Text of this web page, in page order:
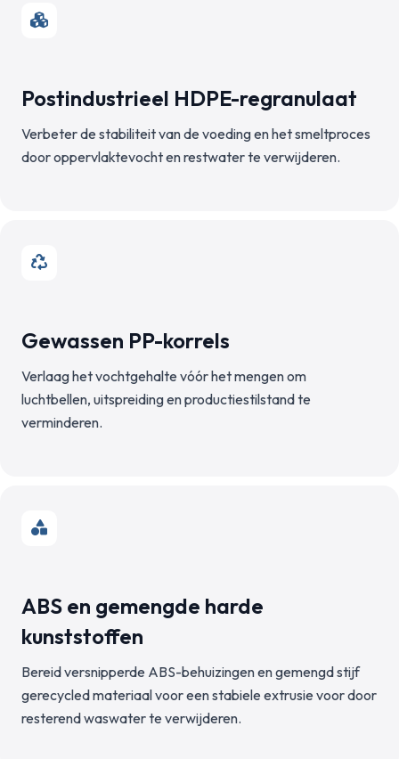
Postindustrieel HDPE-regranulaat
Verbeter de stabiliteit van de voeding en het smeltproces
door oppervlaktevocht en restwater te verwijderen.
Gewassen PP-korrels
Verlaag het vochtgehalte vóór het mengen om
luchtbellen, uitspreiding en productiestilstand te
verminderen.
ABS en gemengde harde
kunststoffen
Bereid versnipperde ABS-behuizingen en gemengd stijf
gerecycled materiaal voor een stabiele extrusie voor door
resterend waswater te verwijderen.